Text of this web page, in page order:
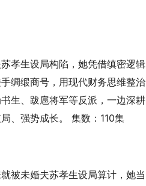
孝生设局构陷，她凭借缜密逻辑
绸缎商号，用现代财务思维整治
生、跋扈将军等反派，一边深耕
、强势成长。 集数：110集
被未婚夫苏孝生设局算计，她当